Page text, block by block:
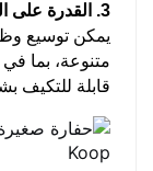
3. القدرة على التكيف الوظيفي
يمكن توسيع
متنوعة، بما
قابلة للتكيف